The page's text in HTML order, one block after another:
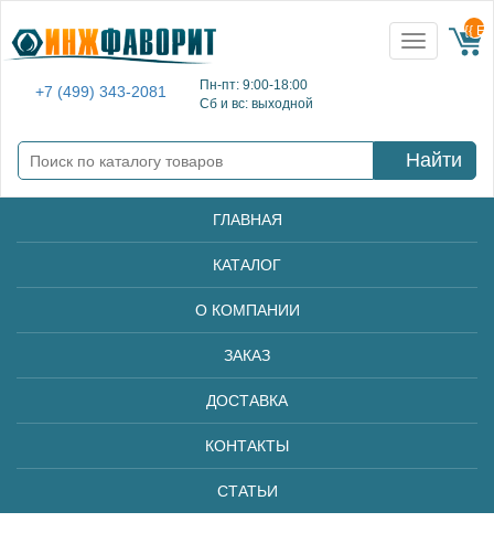
+7 (499) 343-2081
Пн-пт: 9:00-18:00
Сб и вс: выходной
Toggle
navigation
{{
Найти
ГЛАВНАЯ
КАТАЛОГ
О КОМПАНИИ
ЗАКАЗ
ДОСТАВКА
КОНТАКТЫ
СТАТЬИ